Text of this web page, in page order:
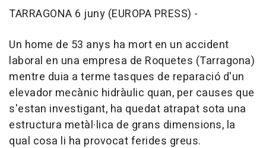
TARRAGONA 6 juny (EUROPA PRESS) -
Un home de 53 anys ha mort en un accident
laboral en una empresa de Roquetes (Tarragona)
mentre duia a terme tasques de reparació d'un
elevador mecànic hidràulic quan, per causes que
s'estan investigant, ha quedat atrapat sota una
estructura metàl·lica de grans dimensions, la
qual cosa li ha provocat ferides greus.